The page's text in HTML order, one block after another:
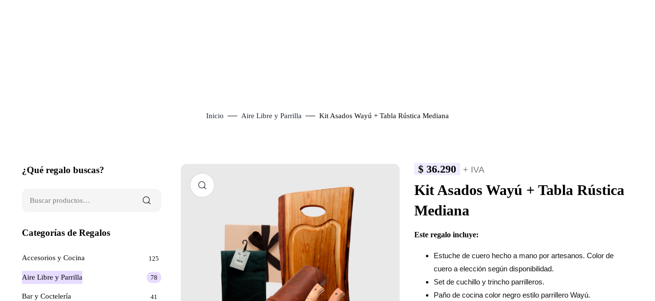
Inicio Aire Libre y Parrilla Kit Asados Wayú + Tabla Rústica Mediana
$ 36.290 + IVA
Kit Asados Wayú + Tabla Rústica
Mediana
Este regalo incluye:
Estuche de cuero hecho a mano por artesanos. Color de
cuero a elección según disponibilidad.
Set de cuchillo y trincho parrilleros.
Paño de cocina color negro estilo parrillero Wayú.
¿Qué regalo buscas?
Categorías de Regalos
Accesorios y Cocina 125
Aire Libre y Parrilla 78
Bar y Coctelería 41